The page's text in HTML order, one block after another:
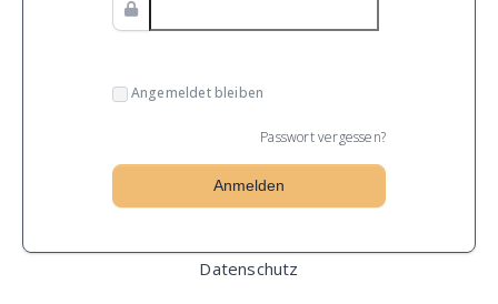
Angemeldet bleiben
Passwort vergessen?
Datenschutz